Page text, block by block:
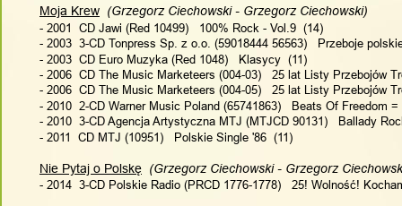
Moja Krew
  (Grzegorz Ciechowski - Grzegorz Ciechowski)
- 2001  CD Jawi (Red 10499)   100% Rock - Vol.9  (14)
- 2003  3-CD Tonpress Sp. z o.o. (59018444 56563)   Przeboje
- 2003  CD Euro Muzyka (Red 1048)   Klasycy  (11)
- 2006  CD The Music Marketeers (004-03)   25 lat Listy Przebojów
- 2006  CD The Music Marketeers (004-05)   25 lat Listy Przebojów
- 2010  2-CD Warner Music Poland (65741863)   Beats Of Freedom
- 2010  3-CD Agencja Artystyczna MTJ (MTJCD 90131)   Ballady
- 2011  CD MTJ (10951)   Polskie Single '86  (11)
Nie Pytaj o Polskę
(Grzegorz Ciechowski - Grzegorz
- 2014  3-CD Polskie Radio (PRCD 1776-1778)   25! Wolność!